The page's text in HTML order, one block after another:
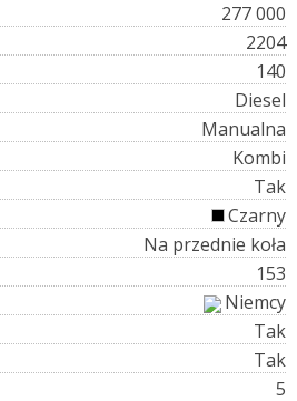
277 000
2204
140
Diesel
Manualna
Kombi
Tak
Czarny
Na przednie koła
153
Niemcy
Tak
Tak
5